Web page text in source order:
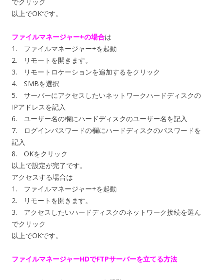
以上でOKです。
ファイルマネージャー+の場合は
1. ファイルマネージャー+を起動
2. リモートを開きます。
3. リモートロケーションを追加するをクリック
4. SMBを選択
5. サーバーにアクセスしたいネットワークハードディスクの
IPアドレスを記入
6. ユーザー名の欄にハードディスクのユーザー名を記入
7. ログインパスワードの欄にハードディスクのパスワードを
記入
8. OKをクリック
以上で設定が完了です。
アクセスする場合は
1. ファイルマネージャー+を起動
2. リモートを開きます。
3. アクセスしたいハードディスクのネットワーク接続を選ん
でクリック
以上でOKです。
ファイルマネージャーHDでFTPサーバーを立てる方法